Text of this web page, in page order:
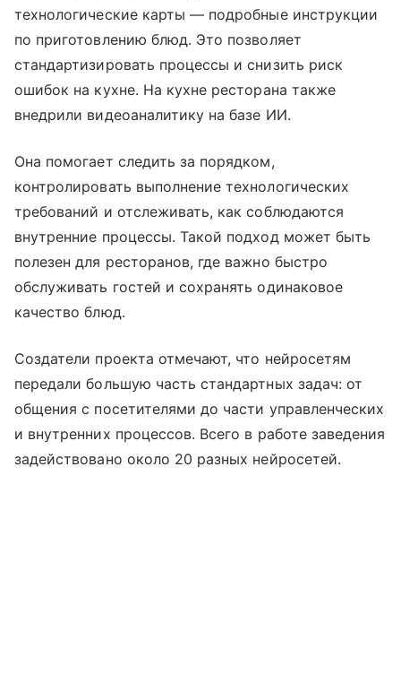
технологические карты — подробные инструкции
по приготовлению блюд. Это позволяет
стандартизировать процессы и снизить риск
ошибок на кухне. На кухне ресторана также
внедрили видеоаналитику на базе ИИ.
Она помогает следить за порядком,
контролировать выполнение технологических
требований и отслеживать, как соблюдаются
внутренние процессы. Такой подход может быть
полезен для ресторанов, где важно быстро
обслуживать гостей и сохранять одинаковое
качество блюд.
Создатели проекта отмечают, что нейросетям
передали большую часть стандартных задач: от
общения с посетителями до части управленческих
и внутренних процессов. Всего в работе заведения
задействовано около 20 разных нейросетей.